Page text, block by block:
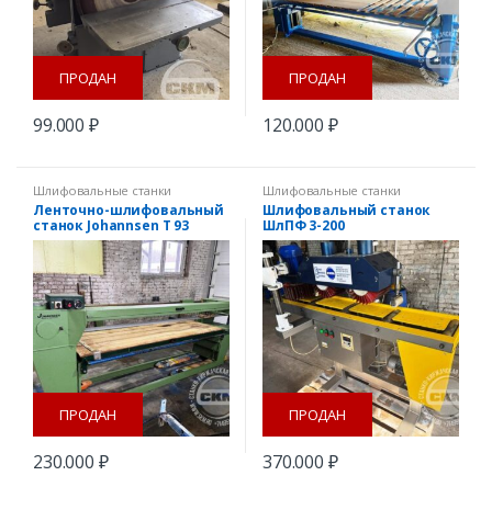
ПРОДАН
99.000₽
ПРОДАН
120.000 ₽
Шлифовальные станки
Ленточно-шлифовальный
станок Johannsen T 93
ПРОДАН
230.000 ₽
Шлифовальные станки
Шлифовальный станок
ШлПФ 3-200
ПРОДАН
370.000 ₽